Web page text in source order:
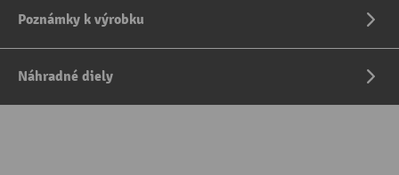
Poznámky k výrobku
Náhradné diely